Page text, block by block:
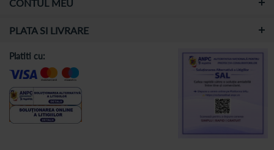
CONTUL MEU
PLATA SI LIVRARE
Platiti cu: